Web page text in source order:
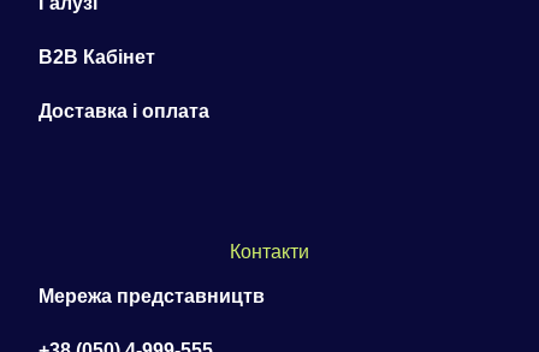
B2B Кабінет
Доставка і оплата
Контакти
Мережа представництв